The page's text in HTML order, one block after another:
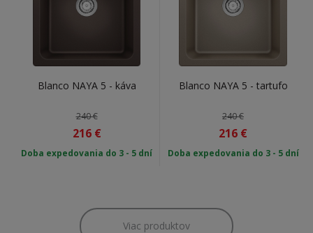
Blanco NAYA 5 - káva
240 €
216 €
Doba expedovania do 3 - 5 dní
Blanco NAYA 5 - tartufo
240 €
216 €
Doba expedovania do 3 - 5 dní
Viac produktov